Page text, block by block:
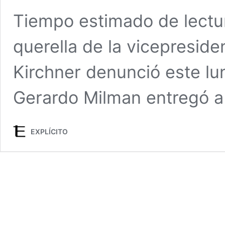
Tiempo estimado de
querella de la
Kirchner denunció este
Gerardo Milman entregó
EXPLÍCITO